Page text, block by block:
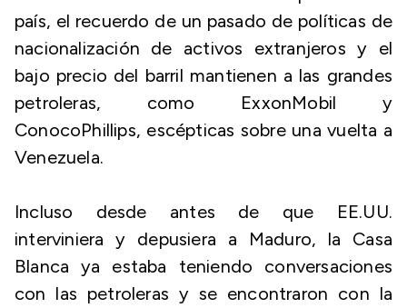
país, el recuerdo de un pasado de políticas de
nacionalización de activos extranjeros y el
bajo precio del barril mantienen a las grandes
petroleras, como ExxonMobil y
ConocoPhillips, escépticas sobre una vuelta a
Venezuela.
Incluso desde antes de que EE.UU.
interviniera y depusiera a Maduro, la Casa
Blanca ya estaba teniendo conversaciones
con las petroleras y se encontraron con la